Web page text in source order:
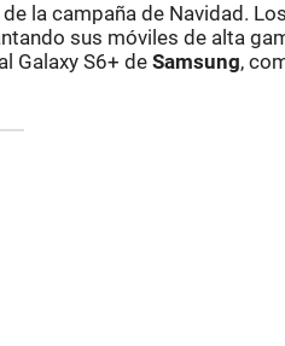
la campaña de Navidad.
sus móviles de alta
Galaxy S6+ deSamsung,